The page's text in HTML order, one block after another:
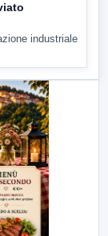
industriale